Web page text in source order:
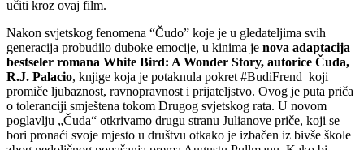
učiti kroz ovaj film.
Nakon svjetskog fenomena “Čudo” koje je u gledateljima svih
generacija probudilo duboke emocije, u kinima je nova adaptacija
bestseler romana White Bird: A Wonder Story, autorice Čuda,
R.J. Palacio, knjige koja je potaknula pokret #BudiFrend koji
promiče ljubaznost, ravnopravnost i prijateljstvo. Ovog je puta priča
o toleranciji smještena tokom Drugog svjetskog rata. U novom
poglavlju „Čuda“ otkrivamo drugu stranu Julianove priče, koji se
bori pronaći svoje mjesto u društvu otkako je izbačen iz bivše škole